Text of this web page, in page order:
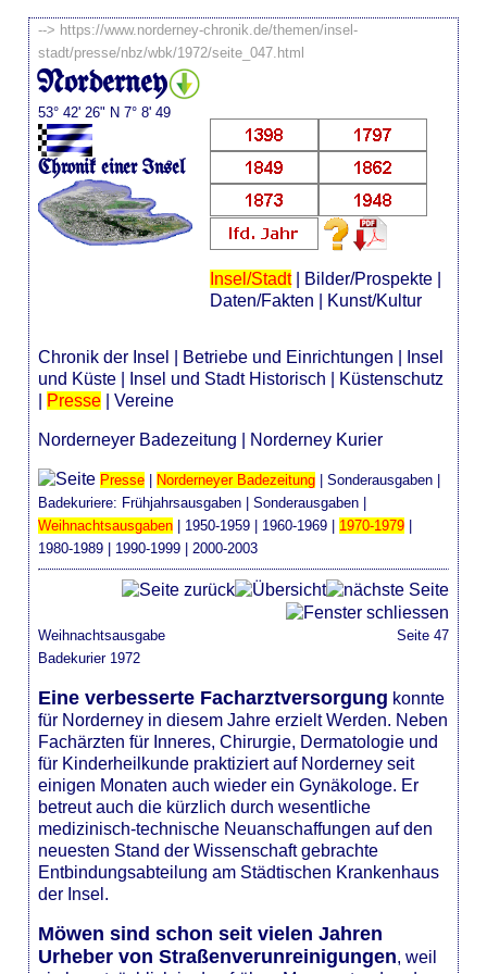
--> https://www.norderney-chronik.de/themen/insel-
stadt/presse/nbz/wbk/1972/seite_047.html
Norderney
53° 42' 26" N 7° 8' 49
Chronik einer Insel
Insel/Stadt| Bilder/Prospekte|
Daten/Fakten
Kunst/Kultur
Chronik der Insel Betriebe und Einrichtungen
Insel
und Küste
Insel und Stadt Historisch
Küstenschutz
Presse |Vereine
Norderneyer Badezeitung Norderney Kurier
Presse | Norderneyer Badezeitung |Sonderausgaben |
Badekuriere: Frühjahrsausgaben |Sonderausgaben |
Weihnachtsausgaben | 1950-1959 | 1960-1969 | 1970-1979 |
1980-1989 | 1990-1999 | 2000-2003
Weihnachtsausgabe
Badekurier 1972
Seite 47
Eine verbesserte Facharztversorgung konnte
für Norderney in diesem Jahre erzielt Werden. Neben
Fachärzten für Inneres, Chirurgie, Dermatologie und
für Kinderheilkunde praktiziert auf Norderney seit
einigen Monaten auch wieder ein Gynäkologe. Er
betreut auch die kürzlich durch wesentliche
medizinisch-technische Neuanschaffungen auf den
neuesten Stand der Wissenschaft gebrachte
Entbindungsabteilung am Städtischen Krankenhaus
der Insel.
Möwen sind schon seit vielen Jahren
Urheber von Straßenverunreinigungen, weil